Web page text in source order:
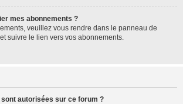
mes abonnements ?
veuillez vous rendre dans le panneau de
suivre le lien vers vos abonnements.
autorisées sur ce forum ?